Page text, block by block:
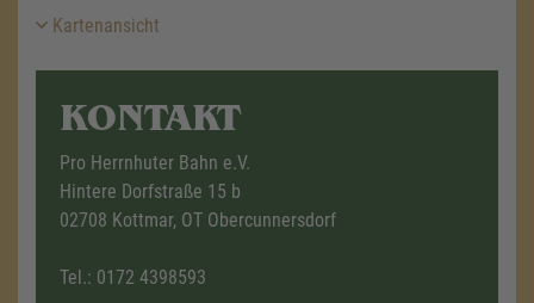
Kartenansicht
KONTAKT
Pro Herrnhuter Bahn e.V.
Hintere Dorfstraße 15 b
02708 Kottmar, OT Obercunnersdorf
Tel.: 0172 4398593